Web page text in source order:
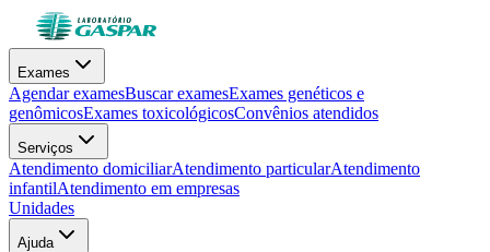
Exames
Agendar examesBuscar examesExames genéticos e
genômicosExames toxicológicosConvênios atendidos
Serviços
Atendimento domiciliarAtendimento particularAtendimento
infantilAtendimento em empresas
Unidades
Ajuda